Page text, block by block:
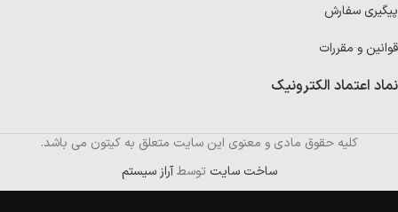
پیگیری سفارش
قوانین و مقررات
نماد اعتماد الکترونیک
کلیه حقوق مادی و معنوی این سایت متعلق به کیتون می باشد.
ساخت سایت توسطآراز سیستم